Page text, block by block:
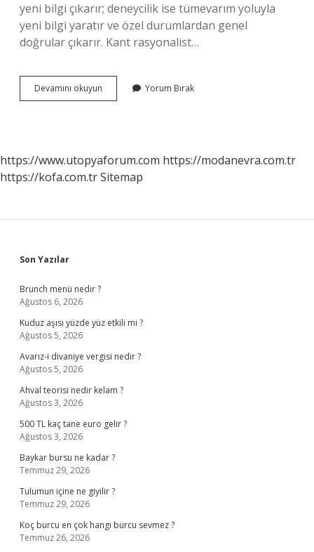
yeni bilgi çıkarır; deneycilik ise tümevarım yoluyla
yeni bilgi yaratır ve özel durumlardan genel
doğrular çıkarır. Kant rasyonalist…
Devamını okuyun Deneycilik
Rasyonalizm
Yorum Bırak
https://www.utopyaforum.com https://modanevra.com.tr
https://kofa.com.trSitemap
Sidebar
Son Yazılar
Brunch menü nedir ?
Ağustos 6, 2026
Kuduz aşısı yüzde yüz etkili mi ?
Ağustos 5, 2026
Avarız-i divaniye vergisi nedir ?
Ağustos 5, 2026
Ahval teorisi nedir kelam ?
Ağustos 3, 2026
500 TL kaç tane euro gelir ?
Ağustos 3, 2026
Baykar bursu ne kadar ?
Temmuz 29, 2026
Tulumun içine ne giyilir ?
Temmuz 29, 2026
Koç burcu en çok hangi burcu sevmez ?
Temmuz 26, 2026